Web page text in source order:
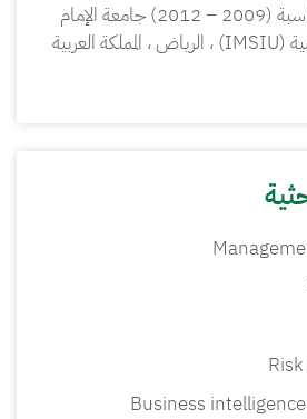
بكالوريس في المحاسبة (2009 – 2012) جامعة الإمام
محمد سعود الإسلامية (IMSIU) ، الرياض ، المملكة العربية
Business